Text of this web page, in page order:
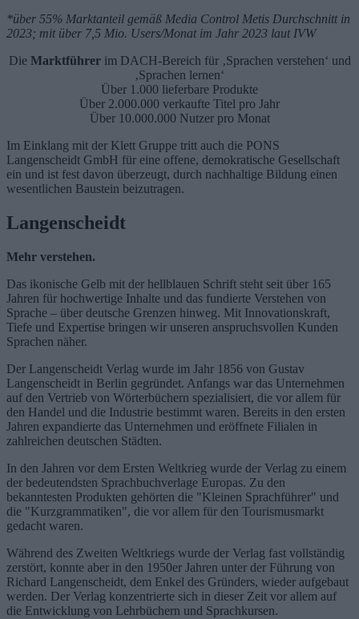
*über 55% Marktanteil gemäß Media Control Metis Durchschnitt in
2023; mit über 7,5 Mio. Users/Monat im Jahr 2023 laut IVW
Die Marktführerim DACH-Bereich für ‚Sprachen verstehen‘ und
‚Sprachen lernen‘
Über 1.000 lieferbare Produkte
Über 2.000.000 verkaufte Titel pro Jahr
Über 10.000.000 Nutzer pro Monat
Im Einklang mit der Klett Gruppe tritt auch die PONS
Langenscheidt GmbH für eine offene, demokratische Gesellschaft
ein und ist fest davon überzeugt, durch nachhaltige Bildung einen
wesentlichen Baustein beizutragen.
Langenscheidt
Mehr verstehen.
Das ikonische Gelb mit der hellblauen Schrift steht seit über 165
Jahren für hochwertige Inhalte und das fundierte Verstehen von
Sprache – über deutsche Grenzen hinweg. Mit Innovationskraft,
Tiefe und Expertise bringen wir unseren anspruchsvollen Kunden
Sprachen näher.
Der Langenscheidt Verlag wurde im Jahr 1856 von Gustav
Langenscheidt in Berlin gegründet. Anfangs war das Unternehmen
auf den Vertrieb von Wörterbüchern spezialisiert, die vor allem für
den Handel und die Industrie bestimmt waren. Bereits in den ersten
Jahren expandierte das Unternehmen und eröffnete Filialen in
zahlreichen deutschen Städten.
In den Jahren vor dem Ersten Weltkrieg wurde der Verlag zu einem
der bedeutendsten Sprachbuchverlage Europas. Zu den
bekanntesten Produkten gehörten die "Kleinen Sprachführer" und
die "Kurzgrammatiken", die vor allem für den Tourismusmarkt
gedacht waren.
Während des Zweiten Weltkriegs wurde der Verlag fast vollständig
zerstört, konnte aber in den 1950er Jahren unter der Führung von
Richard Langenscheidt, dem Enkel des Gründers, wieder aufgebaut
werden. Der Verlag konzentrierte sich in dieser Zeit vor allem auf
die Entwicklung von Lehrbüchern und Sprachkursen.